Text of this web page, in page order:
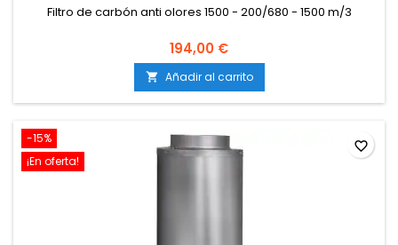
Filtro de carbón anti olores 1500 - 200/680 - 1500 m/3
194,00 €
 Añadir al carrito
-15%
¡En oferta!
favorite_border